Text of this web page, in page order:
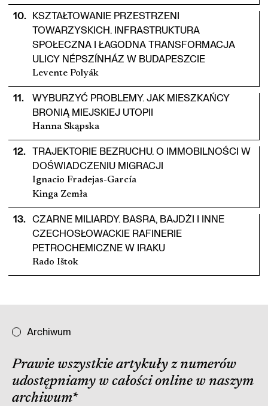
10. KSZTAŁTOWANIE PRZESTRZENI
TOWARZYSKICH. INFRASTRUKTURA
SPOŁECZNA I ŁAGODNA TRANSFORMACJA
ULICY NÉPSZÍNHÁZ W BUDAPESZCIE
Levente Polyák
11.
WYBURZYĆ PROBLEMY. JAK MIESZKAŃCY
BRONIĄ MIEJSKIEJ UTOPII
Hanna Skąpska
12. TRAJEKTORIE BEZRUCHU. O IMMOBILNOŚCI W
DOŚWIADCZENIU MIGRACJI
Ignacio Fradejas-García
Kinga Zemła
13. CZARNE MILIARDY. BASRA, BAJDŻI I INNE
CZECHOSŁOWACKIE RAFINERIE
PETROCHEMICZNE W IRAKU
Rado Ištok
Archiwum
Prawie wszystkie artykuły z numerów
udostępniamy w całości online w naszym
archiwum*